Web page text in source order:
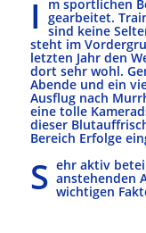
I m sportlichen
gearbeitet.
sind keine
steht im
letzten Jahr den
dort sehr wohl.
Abende und ein
Ausflug nach
eine tolle
dieser
Bereich Erfolge
S ehr aktiv
anstehenden
wichtigen